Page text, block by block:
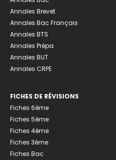
Annales Brevet
Annales Bac Français
Annales BTS
Annales Prépa
Annales BUT
Annales CRPE
FICHES DE RÉVISIONS
Fiches 6ème
Fiches 5ème
Fiches 4ème
Fiches 3ème
Fiches Bac